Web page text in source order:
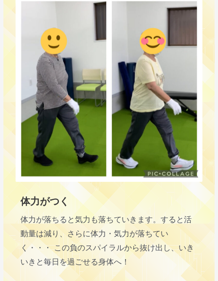
体力がつく
体力が落ちると気力も落ちていきます。すると活
動量は減り、さらに体力・気力が落ちてい
く・・・ この負のスパイラルから抜け出し、いき
いきと毎日を過ごせる身体へ！